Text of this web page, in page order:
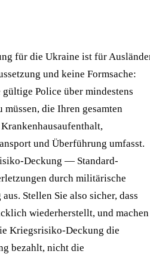
für die Ukraine ist für
und keine Formsache:
gültige Police über mindestens
die Ihren gesamten
und Überführung umfasst.
Deckung — Standard-
durch militärische
Stellen Sie also sicher, dass
wiederherstellt, und machen
Kriegsrisiko-Deckung die
bezahlt, nicht die